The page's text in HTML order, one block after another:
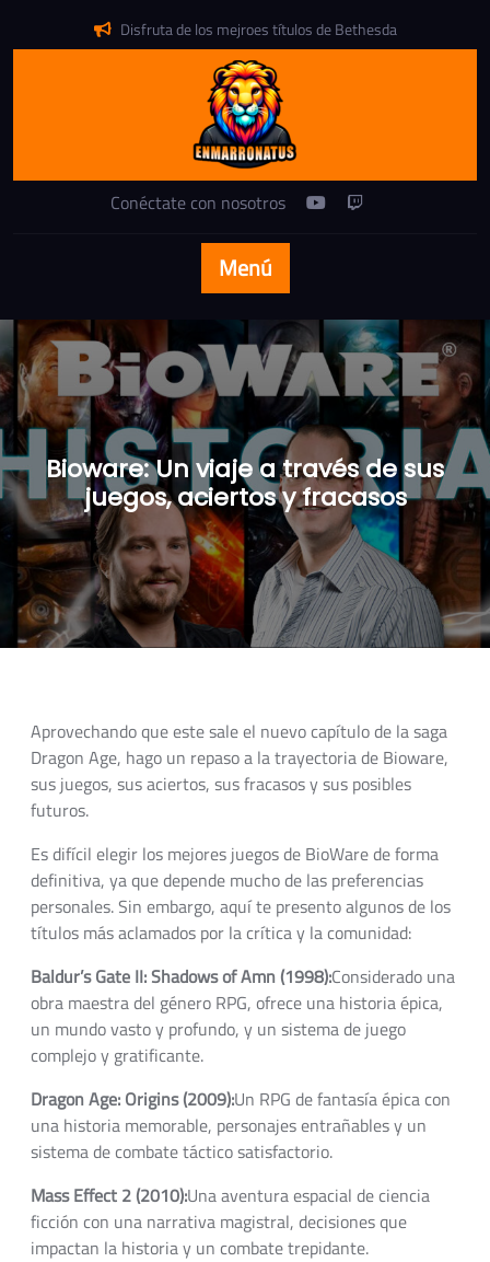
Disfruta de los mejroes títulos de Bethesda
Conéctate con nosotros
Menú
Bioware: Un viaje a través de sus
juegos, aciertos y fracasos
Aprovechando que este sale el nuevo capítulo de la saga
Dragon Age, hago un repaso a la trayectoria de Bioware,
sus juegos, sus aciertos, sus fracasos y sus posibles
futuros.
Es difícil elegir los mejores juegos de BioWare de forma
definitiva, ya que depende mucho de las preferencias
personales. Sin embargo, aquí te presento algunos de los
títulos más aclamados por la crítica y la comunidad:
Baldur’s Gate II: Shadows of Amn (1998):Considerado una
obra maestra del género RPG, ofrece una historia épica,
un mundo vasto y profundo, y un sistema de juego
complejo y gratificante.
Dragon Age: Origins (2009):Un RPG de fantasía épica con
una historia memorable, personajes entrañables y un
sistema de combate táctico satisfactorio.
Mass Effect 2 (2010):Una aventura espacial de ciencia
ficción con una narrativa magistral, decisiones que
impactan la historia y un combate trepidante.